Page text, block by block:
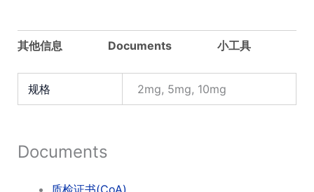
其他信息 Documents 小工具
规格 2mg, 5mg, 10mg
Documents
质检证书(CoA)